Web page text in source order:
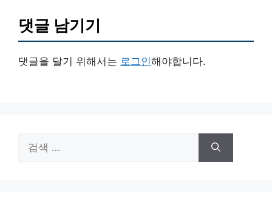
댓글 남기기
댓글을 달기 위해서는 로그인해야합니다.
색: